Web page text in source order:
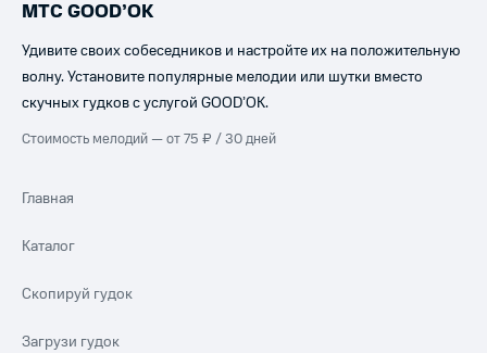
МТС GOOD’OK
Удивите своих собеседников и настройте их на положительную
волну. Установите популярные мелодии или шутки вместо
скучных гудков с услугой GOOD’OK.
Стоимость мелодий — от 75 ₽ / 30 дней
Главная
Каталог
Скопируй гудок
Загрузи гудок